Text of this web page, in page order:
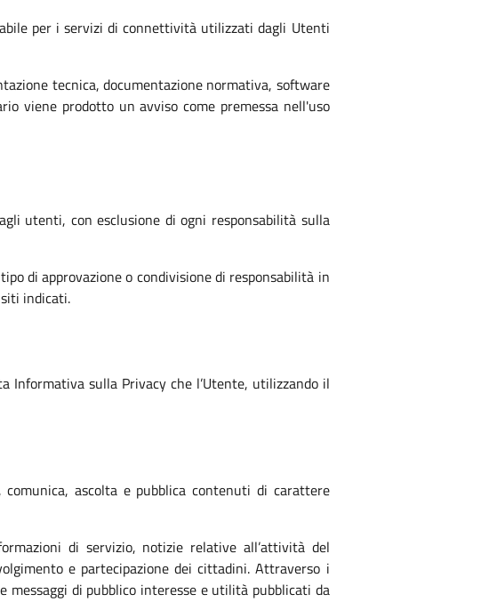
per i servizi di connettività utilizzati dagli Utenti
tecnica, documentazione normativa, software
viene prodotto un avviso come premessa nell'uso
utenti, con esclusione di ogni responsabilità sulla
di approvazione o condivisione di responsabilità in
indicati.
Informativa sulla Privacy che l’Utente, utilizzando il
ascolta e pubblica contenuti di carattere
di servizio, notizie relative all’attività del
e partecipazione dei cittadini. Attraverso i
messaggi di pubblico interesse e utilità pubblicati da